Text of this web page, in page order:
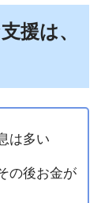
援は、
は多い
の後お金が